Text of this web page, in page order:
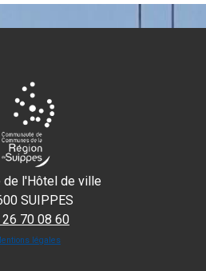
de l'Hôtel de ville
SUIPPES
70 08 60
légales